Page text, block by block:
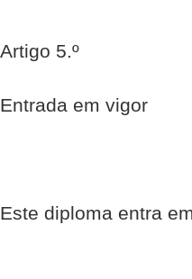
Artigo 5.º
Entrada em vigor
Este diploma entra